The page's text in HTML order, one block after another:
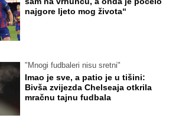
najgore ljeto mog života“
"Mnogi fudbaleri nisu sretni"
Imao je sve, a patio je u tišini:
Bivša zvijezda Chelseaja otkrila
mračnu tajnu fudbala